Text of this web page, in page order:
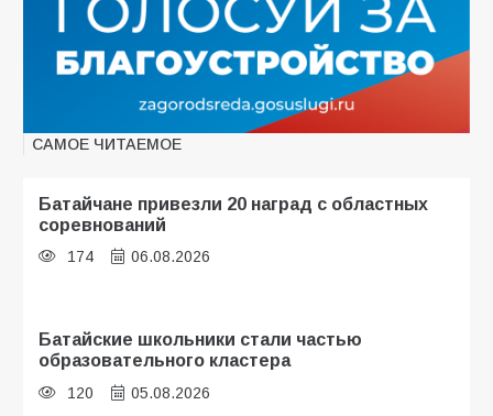
САМОЕ ЧИТАЕМОЕ
Батайчане привезли 20 наград с областных
соревнований
174 06.08.2026
Батайские школьники стали частью
образовательного кластера
120 05.08.2026